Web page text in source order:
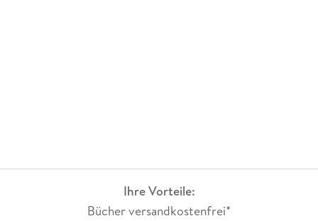
Ihre Vorteile:
Bücher versandkostenfrei*